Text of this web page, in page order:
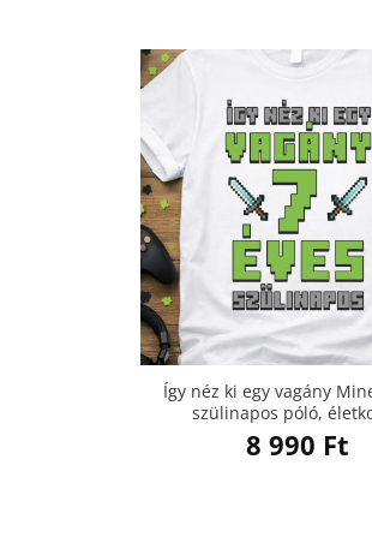
Így néz ki egy vagány
szülinapos póló,
8 990 Ft